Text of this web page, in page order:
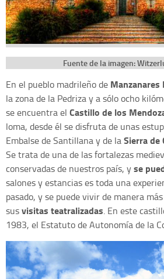
Fuente de la imagen:
En el pueblo madrileño de Manzanares
la zona de la Pedriza y a sólo ocho
se encuentra el Castillo de los
loma, desde él se disfruta de unas
Embalse de Santillana y de laSierra de
Se trata de una de las fortalezas
conservadas de nuestros país, yse
salones y estancias es toda una
pasado, y se puede vivir de manera
susvisitas teatralizadas. En este
1983, el Estatuto de Autonomía de la